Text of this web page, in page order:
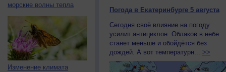
морские волны тепла
Изменение климата
Погода в Екатеринбурге 5 августа
Сегодня своё влияние на погоду
усилит антициклон. Облаков в небе
станет меньше и обойдётся без
дождей. А вот температурн... >>